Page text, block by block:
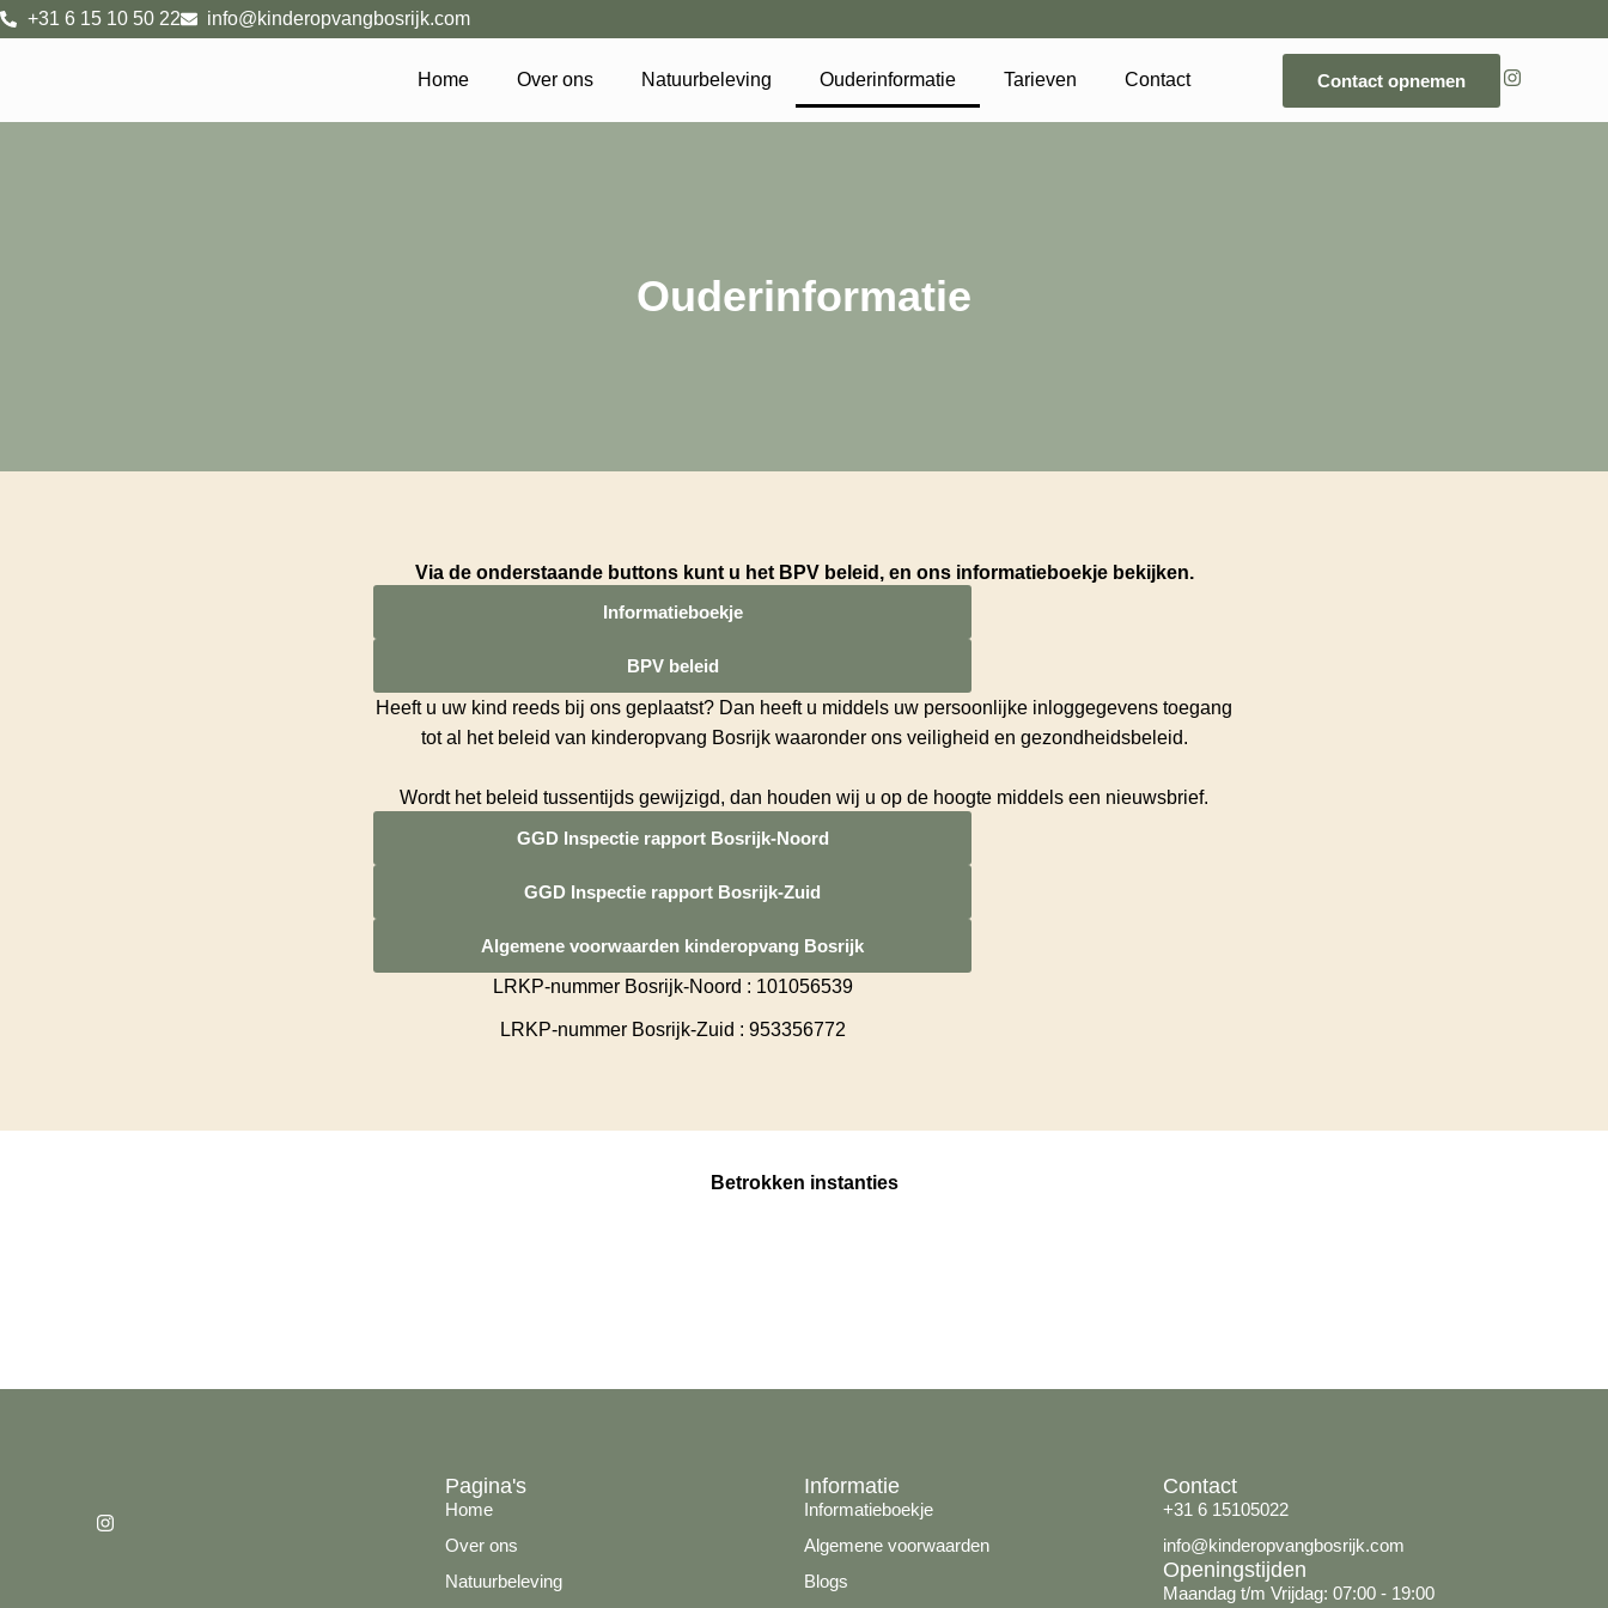
+31 6 15 10 50 22 info@kinderopvangbosrijk.com
Home Over ons Natuurbeleving Ouderinformatie Tarieven Contact Contact opnemen
Ouderinformatie
Via de onderstaande buttons kunt u het BPV beleid, en ons informatieboekje bekijken.
Informatieboekje
BPV beleid
Heeft u uw kind reeds bij ons geplaatst? Dan heeft u middels uw persoonlijke inloggegevens toegang
tot al het beleid van kinderopvang Bosrijk waaronder ons veiligheid en gezondheidsbeleid.
Wordt het beleid tussentijds gewijzigd, dan houden wij u op de hoogte middels een nieuwsbrief.
GGD Inspectie rapport Bosrijk-Noord
GGD Inspectie rapport Bosrijk-Zuid
Algemene voorwaarden kinderopvang Bosrijk
LRKP-nummer Bosrijk-Noord : 101056539
LRKP-nummer Bosrijk-Zuid : 953356772
Betrokken instanties
Pagina's
Home
Over ons
Natuurbeleving
Informatie
Informatieboekje
Algemene voorwaarden
Blogs
Contact
+31 6 15105022
info@kinderopvangbosrijk.com
Openingstijden
Maandag t/m Vrijdag: 07:00 - 19:00